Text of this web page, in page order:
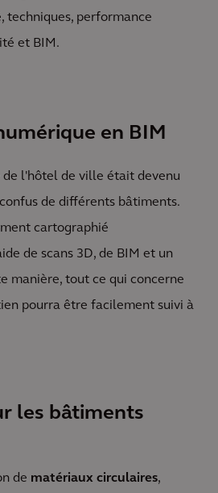
techniques, performance
et BIM.
en BIM
de l'hôtel de ville était devenu
de différents bâtiments.
cartographié
de scans 3D, de BIM et un
manière, tout ce qui concerne
pourra être facilement suivi à
les bâtiments
de matériaux circulaires,